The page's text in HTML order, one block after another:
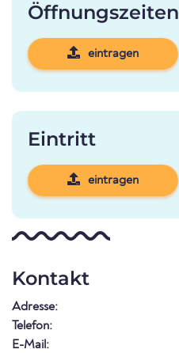
Öffnungszeiten
eintragen
Eintritt
eintragen
Kontakt
Adresse:
Telefon:
E-Mail: